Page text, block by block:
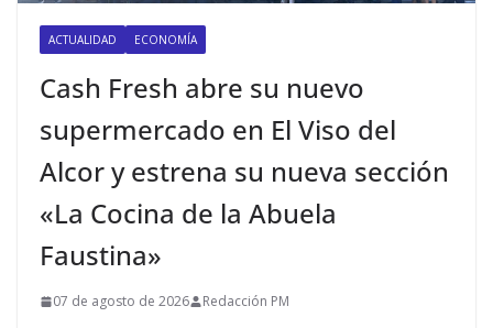
ACTUALIDAD ECONOMÍA
Cash Fresh abre su nuevo
supermercado en El Viso del
Alcor y estrena su nueva sección
«La Cocina de la Abuela
Faustina»
07 de agosto de 2026 Redacción PM